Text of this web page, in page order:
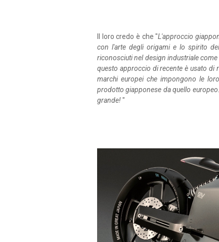
Il loro credo è che "L'approccio
con l'arte degli origami e lo spirito
riconosciuti nel design industriale
questo approccio di recente è usato di
marchi europei che impongono le
prodotto giapponese da quello
grande!"